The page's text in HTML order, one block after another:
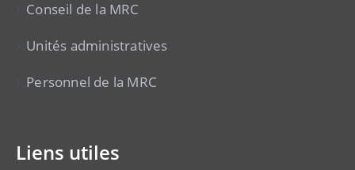
Conseil de la MRC
Unités administratives
Personnel de la MRC
Liens utiles